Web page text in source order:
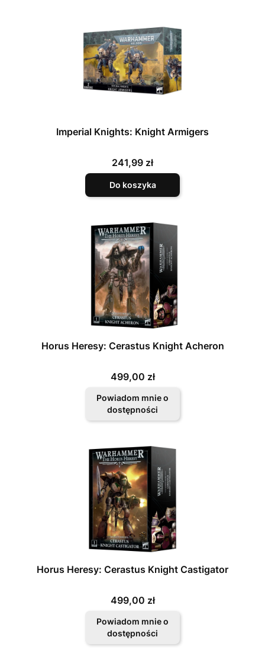
Imperial Knights: Knight Armigers
Cena
241,99 zł
Do koszyka
Horus Heresy: Cerastus Knight Acheron
Cena
499,00 zł
Powiadom mnie o
dostępności
Horus Heresy: Cerastus Knight Castigator
Cena
499,00 zł
Powiadom mnie o
dostępności